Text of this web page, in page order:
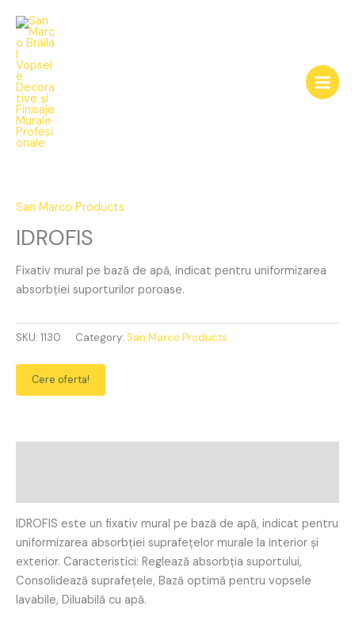
content
San Marco Products
IDROFIS
Fixativ mural pe bază de apă, indicat pentru uniformizarea
absorbției suporturilor poroase.
SKU: 1130 Category: San Marco Products
Cere oferta!
IDROFIS este un fixativ mural pe bază de apă, indicat pentru
uniformizarea absorbției suprafețelor murale la interior și
exterior. Caracteristici: Reglează absorbția suportului,
Consolidează suprafețele, Bază optimă pentru vopsele
lavabile, Diluabilă cu apă.